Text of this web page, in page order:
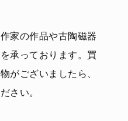
家の作品や古陶磁器
承っております。買
がございましたら、
さい。